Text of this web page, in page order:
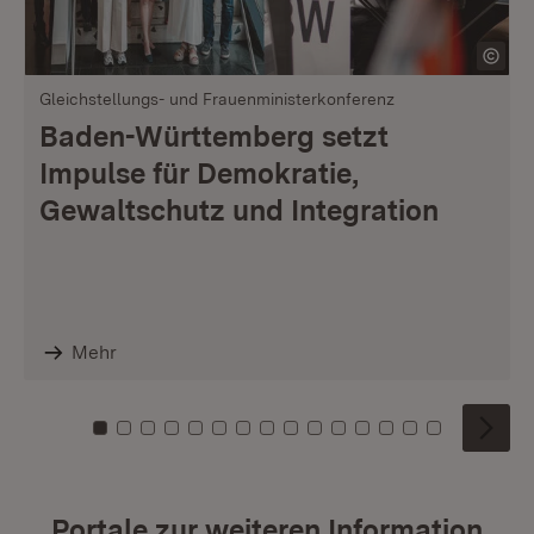
Gleichstellungs- und Frauenministerkonferenz
Baden-Württemberg setzt
Impulse für Demokratie,
Gewaltschutz und Integration
Mehr
Zu Kachel: 0
Zu Kachel: 1
Zu Kachel: 2
Zu Kachel: 3
Zu Kachel: 4
Zu Kachel: 5
Zu Kachel: 6
Zu Kachel: 7
Zu Kachel: 8
Zu Kachel: 9
Zu Kachel: 10
Zu Kachel: 11
Zu Kachel: 12
Zu Kachel:
Zu